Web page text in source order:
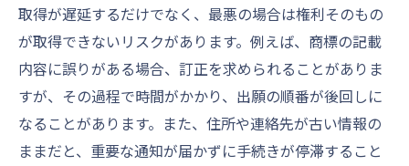
取得が遅延するだけでなく、最悪の場合は権利そのもの
が取得できないリスクがあります。例えば、商標の記載
内容に誤りがある場合、訂正を求められることがありま
すが、その過程で時間がかかり、出願の順番が後回しに
なることがあります。また、住所や連絡先が古い情報の
ままだと、重要な通知が届かずに手続きが停滞すること